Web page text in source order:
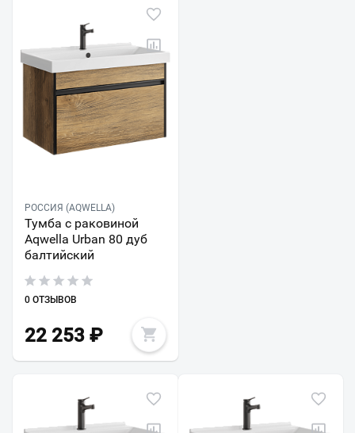
РОССИЯ (AQWELLA)
Тумба с раковиной
Aqwella Urban 80 дуб
балтийский
0 ОТЗЫВОВ
22 253 ₽